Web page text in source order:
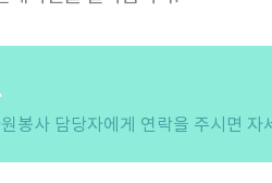
봉사 담당자에게 연락을 주시면 자